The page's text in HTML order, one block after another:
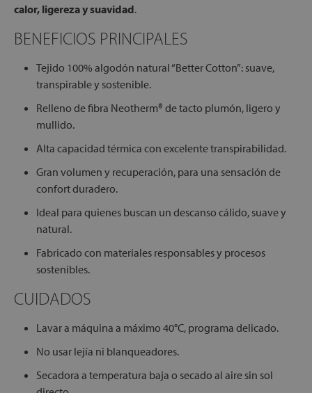
calor, ligereza y suavidad.
BENEFICIOS PRINCIPALES
Tejido 100% algodón natural “Better Cotton”: suave,
transpirable y sostenible.
Relleno de fibra Neotherm® de tacto plumón, ligero y
mullido.
Alta capacidad térmica con excelente transpirabilidad.
Gran volumen y recuperación, para una sensación de
confort duradero.
Ideal para quienes buscan un descanso cálido, suave y
natural.
Fabricado con materiales responsables y procesos
sostenibles.
CUIDADOS
Lavar a máquina a máximo 40°C, programa delicado.
No usar lejía ni blanqueadores.
Secadora a temperatura baja o secado al aire sin sol